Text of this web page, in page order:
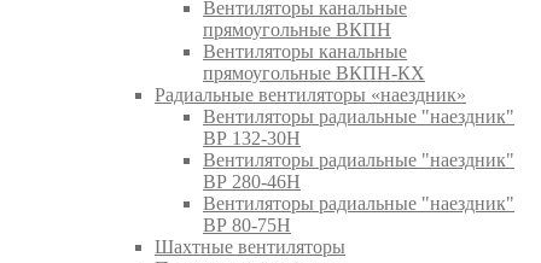
Вентиляторы канальные
прямоугольные ВКПН
Вентиляторы канальные
прямоугольные ВКПН-КХ
Радиальные вентиляторы «наездник»
Вентиляторы радиальные "наездник"
ВР 132-30Н
Вентиляторы радиальные "наездник"
ВР 280-46Н
Вентиляторы радиальные "наездник"
ВР 80-75Н
Шахтные вентиляторы